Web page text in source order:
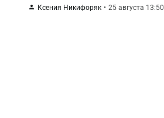
Ксения Никифоряк 25 августа 13:50